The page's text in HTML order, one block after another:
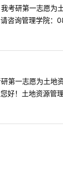
研第一志愿为
咨询管理学院：
一志愿为土地
好！土地资源管